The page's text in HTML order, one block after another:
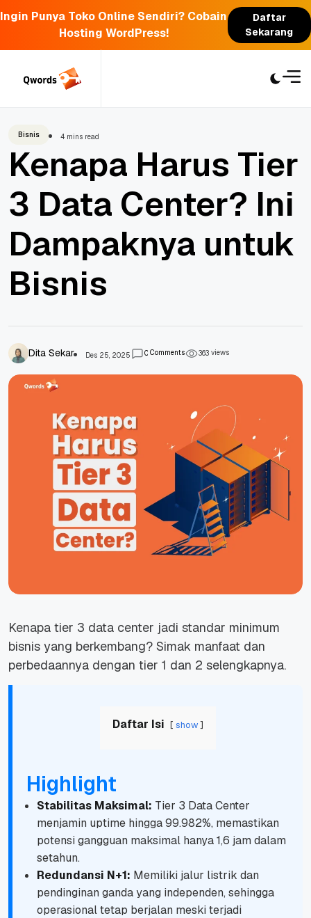
Ingin Punya Toko Online Sendiri? Cobain
Hosting WordPress!
Daftar
Sekarang
Bisnis 4 mins read
Kenapa Harus Tier
3 Data Center? Ini
Dampaknya untuk
Bisnis
Dita Sekar Des 25, 2025 0Comments 363views
Kenapa tier 3 data center jadi standar minimum
bisnis yang berkembang? Simak manfaat dan
perbedaannya dengan tier 1 dan 2 selengkapnya.
Daftar Isi show
Highlight
Stabilitas Maksimal: Tier 3 Data Center
menjamin uptime hingga 99.982%, memastikan
potensi gangguan maksimal hanya 1,6 jam dalam
setahun.
Redundansi N+1: Memiliki jalur listrik dan
pendinginan ganda yang independen, sehingga
operasional tetap berjalan meski terjadi